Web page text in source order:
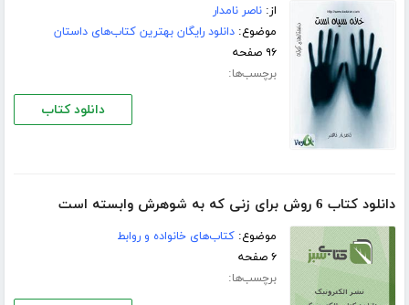
از:ناصر نامدار
موضوع:دانلود رایگان بهترین کتاب‌های داستان
۹۶ صفحه
برچسب‌ها:
دانلود کتاب
دانلود کتاب 6 روش برای زنی که به شوهرش وابسته است
موضوع:کتاب‌های خانواده و روابط
۶ صفحه
برچسب‌ها: